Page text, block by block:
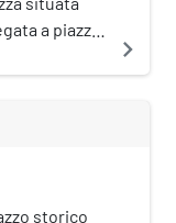
a piazza
navigate_next
storico